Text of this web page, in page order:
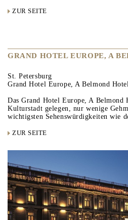
ZUR SEITE
GRAND HOTEL EUROPE, A
St. Petersburg
Grand Hotel Europe, A Belmond Hotel
Das Grand Hotel Europe, A
Kulturstadt gelegen, nur wenige
wichtigsten Sehenswürdigkeiten wie
ZUR SEITE